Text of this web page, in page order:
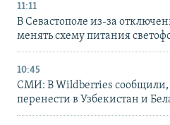
11:11
В Севастополе из-за
менять схему питания
10:45
СМИ: В Wildberries сообщили,
перенести в Узбекистан и